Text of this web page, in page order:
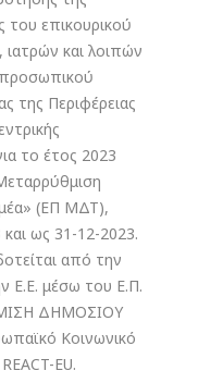
επικουρικού
και λοιπών
της Περιφέρειας
το έτος 2023
(ΕΠ ΜΔΤ),
ως 31-12-2023.
από την
Ε.Ε. μέσω του Ε.Π.
ΔΗΜΟΣΙΟΥ
Κοινωνικό
EU.